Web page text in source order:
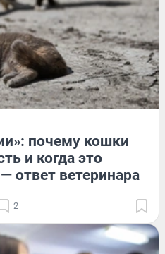
почему кошки
и когда это
ответ ветеринара
2